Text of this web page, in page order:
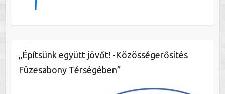
„Építsünk együtt jövőt! -Közösségerősítés
Füzesabony Térségében”